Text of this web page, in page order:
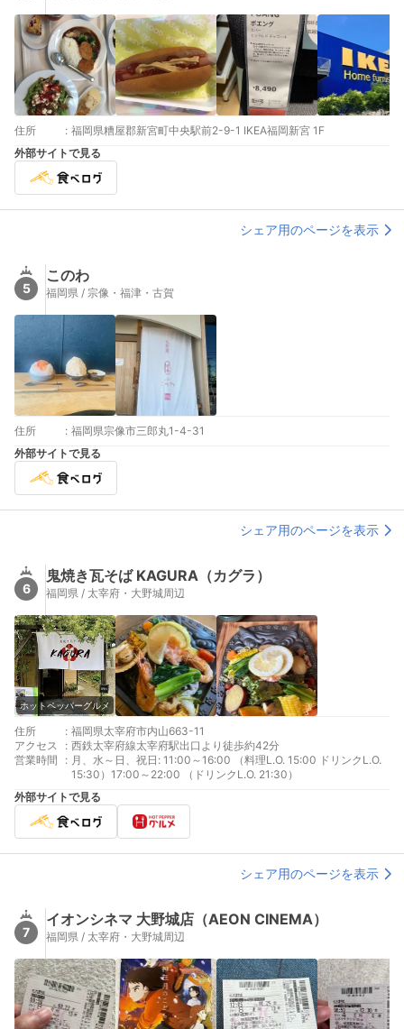
住所 : 福岡県糟屋郡新宮町中央駅前2-9-1 IKEA福岡新宮 1F
外部サイトで見る
シェア用のページを表示
5
このわ
福岡県 / 宗像・福津・古賀
住所 : 福岡県宗像市三郎丸1-4-31
外部サイトで見る
シェア用のページを表示
6
鬼焼き瓦そば KAGURA（カグラ）
福岡県 / 太宰府・大野城周辺
ホットペッパーグルメ
住所 : 福岡県太宰府市内山663-11
アクセス
: 西鉄太宰府線太宰府駅出口より徒歩約42分
営業時間
: 月、水～日、祝日: 11:00～16:00 （料理L.O. 15:00 ドリンクL.O.
15:30）17:00～22:00 （ドリンクL.O. 21:30）
外部サイトで見る
シェア用のページを表示
7
イオンシネマ 大野城店（AEON CINEMA）
福岡県 / 太宰府・大野城周辺